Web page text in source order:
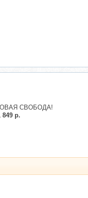
СВОБОДА!
849 р.